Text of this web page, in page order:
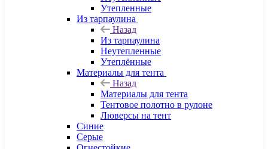
Утепленные
Из тарпаулина
Назад
Из тарпаулина
Неутепленные
Утеплённые
Материалы для тента
Назад
Материалы для тента
Тентовое полотно в рулоне
Люверсы на тент
Синие
Серые